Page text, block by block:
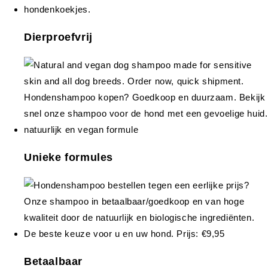
Dierproefvrij
Unieke formules
Betaalbaar